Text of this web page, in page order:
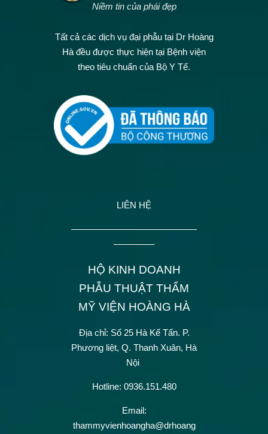
Niềm tin của phái đẹp
Tất cả các dịch vụ đại phẫu tại Dr Hoàng
Hà đều được thực hiện tại Bệnh viện
theo tiêu chuẩn của Bộ Y Tế.
LIÊN HỆ
——————————————
————–
HỘ KINH DOANH
PHẪU THUẬT THẨM
MỸ VIỆN HOÀNG HÀ
Địa chỉ: Số 25 Hà Kế Tấn. P.
Phương liệt, Q. Thanh Xuân, Hà
Nội
Hotline: 0936.151.480
Email:
thammyvienhoangha@drhoang